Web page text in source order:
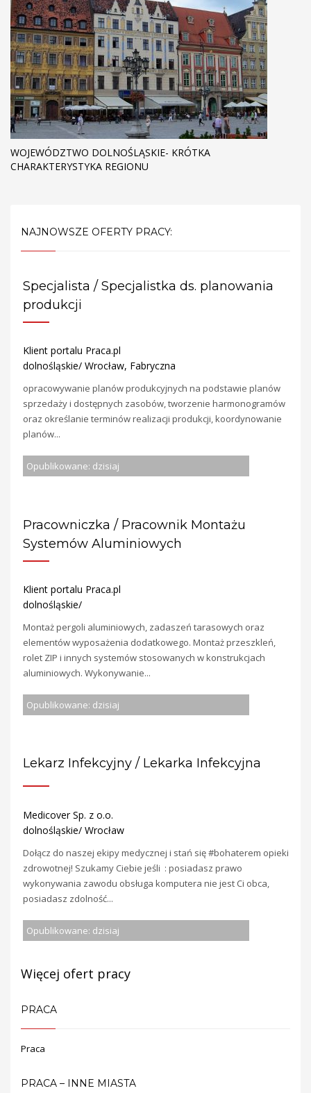
WOJEWÓDZTWO DOLNOŚLĄSKIE- KRÓTKA
CHARAKTERYSTYKA REGIONU
NAJNOWSZE OFERTY PRACY:
Specjalista / Specjalistka ds. planowania
produkcji
Klient portalu Praca.pl
dolnośląskie/ Wrocław, Fabryczna
opracowywanie planów produkcyjnych na podstawie planów
sprzedaży i dostępnych zasobów, tworzenie harmonogramów
oraz określanie terminów realizacji produkcji, koordynowanie
planów...
Opublikowane: dzisiaj
Pracowniczka / Pracownik Montażu
Systemów Aluminiowych
Klient portalu Praca.pl
dolnośląskie/
Montaż pergoli aluminiowych, zadaszeń tarasowych oraz
elementów wyposażenia dodatkowego. Montaż przeszkleń,
rolet ZIP i innych systemów stosowanych w konstrukcjach
aluminiowych. Wykonywanie...
Opublikowane: dzisiaj
Lekarz Infekcyjny / Lekarka Infekcyjna
Medicover Sp. z o.o.
dolnośląskie/ Wrocław
Dołącz do naszej ekipy medycznej i stań się #bohaterem opieki
zdrowotnej! Szukamy Ciebie jeśli ​ : posiadasz prawo
wykonywania zawodu obsługa komputera nie jest Ci obca,
posiadasz zdolność...
Opublikowane: dzisiaj
Więcej ofert pracy
PRACA
Praca
PRACA – INNE MIASTA